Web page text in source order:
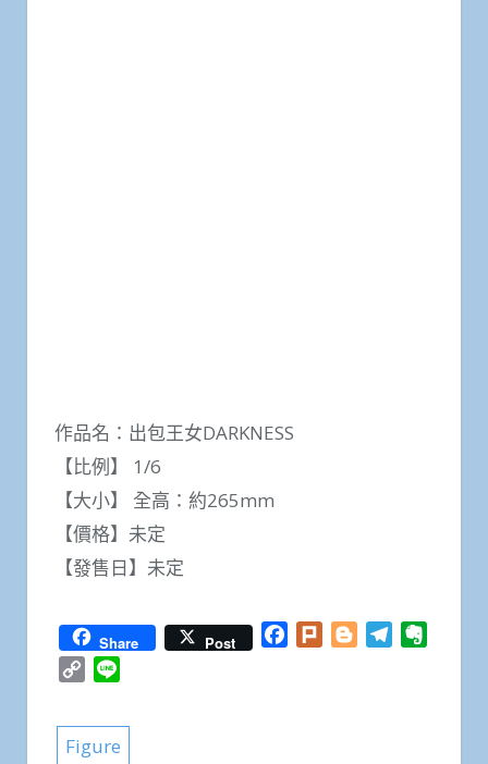
作品名：出包王女DARKNESS
【比例】 1/6
【大小】 全高：約265mm
【價格】未定
【發售日】未定
Share Post Facebook
Plurk BloggerTelegram
Copy
Figure